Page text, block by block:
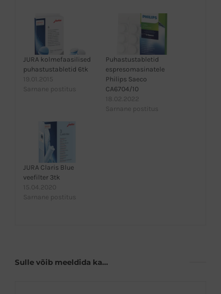
JURA kolmefaasilised
puhastustabletid 6tk
19.01.2015
Sarnane postitus
Puhastustabletid
espresomasinatele
Philips Saeco
CA6704/10
18.02.2022
Sarnane postitus
JURA Claris Blue
veefilter 3tk
15.04.2020
Sarnane postitus
Sulle võib meeldida ka…